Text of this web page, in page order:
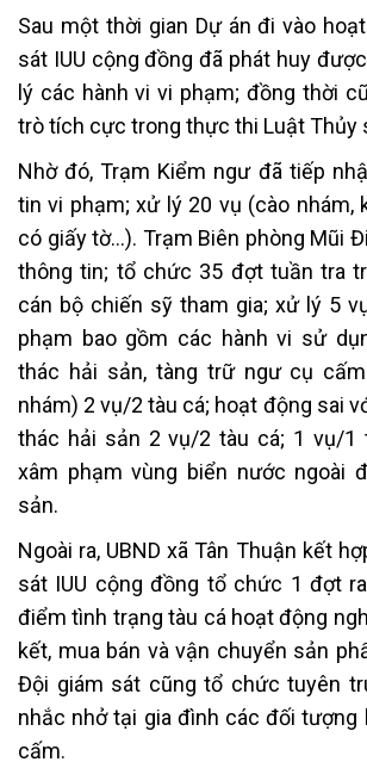
Sau một thời gian Dự án đi vào
sát IUU cộng đồng đã phát huy
lý các hành vi vi phạm; đồng thời
trò tích cực trong thực thi Luật Thủy
Nhờ đó, Trạm Kiểm ngư đã tiếp
tin vi phạm; xử lý 20 vụ (cào nhám,
có giấy tờ…). Trạm Biên phòng Mũi
thông tin; tổ chức 35 đợt tuần tra
cán bộ chiến sỹ tham gia; xử lý 5
phạm bao gồm các hành vi sử
thác hải sản, tàng trữ ngư cụ
nhám) 2 vụ/2 tàu cá; hoạt động sai
thác hải sản 2 vụ/2 tàu cá; 1 vụ/1
xâm phạm vùng biển nước ngoài
sản.
Ngoài ra, UBND xã Tân Thuận kết
sát IUU cộng đồng tổ chức 1 đợt
điểm tình trạng tàu cá hoạt động
kết, mua bán và vận chuyển sản
Đội giám sát cũng tổ chức tuyên
nhắc nhở tại gia đình các đối tượng
cấm.